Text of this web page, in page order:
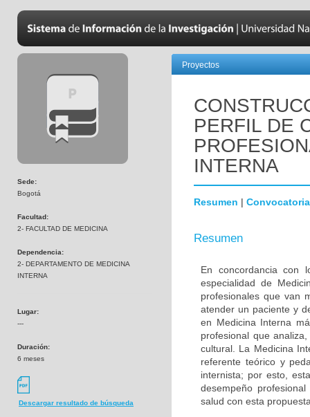
Sede:
Bogotá
Facultad:
2- FACULTAD DE MEDICINA
Dependencia:
2- DEPARTAMENTO DE MEDICINA
INTERNA
Lugar:
---
Duración:
6 meses
Descargar resultado de búsqueda
Proyectos
PERFIL DE
INTERNA
Resumen | Convocatoria
Resumen
En concordancia con
especialidad de
profesionales que van
atender un paciente y
en Medicina Interna
profesional que
cultural. La Medicina
referente teórico y
internista; por esto,
desempeño
salud con esta